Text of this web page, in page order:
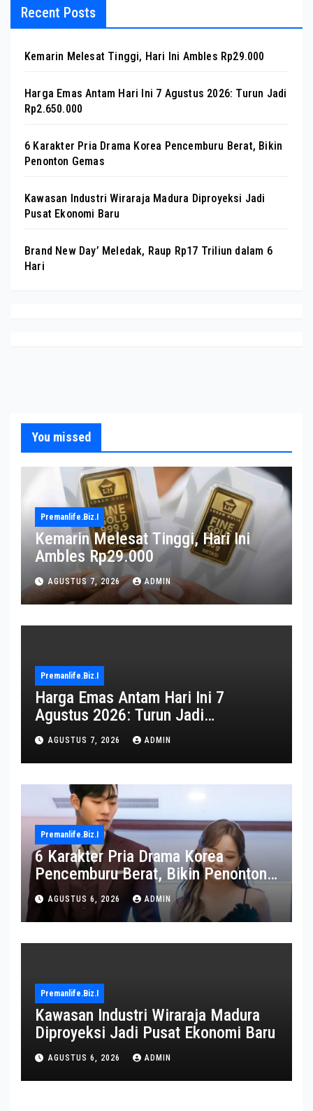
Recent Posts
Kemarin Melesat Tinggi, Hari Ini Ambles Rp29.000
Harga Emas Antam Hari Ini 7 Agustus 2026: Turun Jadi
Rp2.650.000
6 Karakter Pria Drama Korea Pencemburu Berat, Bikin
Penonton Gemas
Kawasan Industri Wiraraja Madura Diproyeksi Jadi
Pusat Ekonomi Baru
Brand New Day’ Meledak, Raup Rp17 Triliun dalam 6
Hari
You missed
Premanlife.biz.i
Kemarin Melesat Tinggi, Hari Ini
Ambles Rp29.000
AGUSTUS 7, 2026 ADMIN
Premanlife.biz.i
Harga Emas Antam Hari Ini 7
Agustus 2026: Turun Jadi
Rp2.650.000
AGUSTUS 7, 2026 ADMIN
Premanlife.biz.i
6 Karakter Pria Drama Korea
Pencemburu Berat, Bikin Penonton
Gemas
AGUSTUS 6, 2026 ADMIN
Premanlife.biz.i
Kawasan Industri Wiraraja Madura
Diproyeksi Jadi Pusat Ekonomi Baru
AGUSTUS 6, 2026 ADMIN